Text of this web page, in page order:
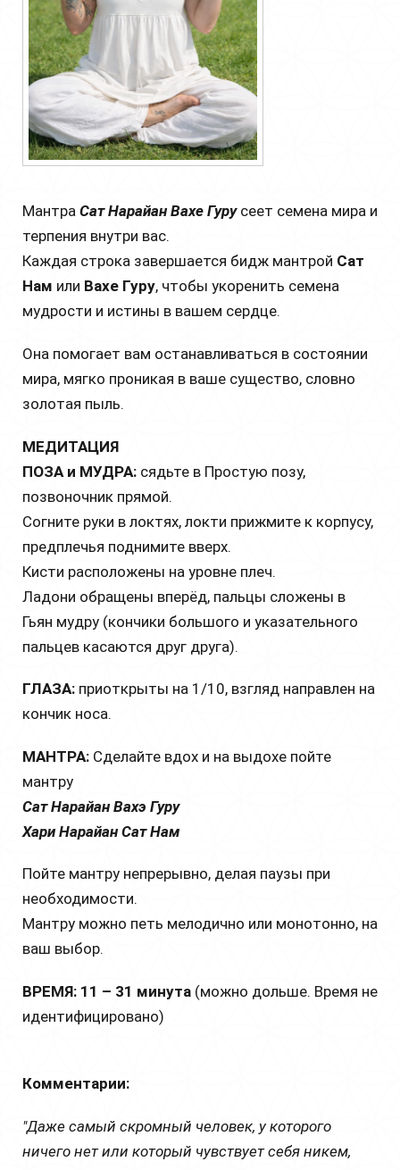
Мантра Сат Нарайан Вахе Гурусеет семена мира и
терпения внутри вас.
Каждая строка завершается бидж мантрой Сат
Нам или Вахе Гуру, чтобы укоренить семена
мудрости и истины в вашем сердце.
Она помогает вам останавливаться в состоянии
мира, мягко проникая в ваше существо, словно
золотая пыль.
МЕДИТАЦИЯ
ПОЗА и МУДРА: сядьте в Простую позу,
позвоночник прямой.
Согните руки в локтях, локти прижмите к корпусу,
предплечья поднимите вверх.
Кисти расположены на уровне плеч.
Ладони обращены вперёд, пальцы сложены в
Гьян мудру (кончики большого и указательного
пальцев касаются друг друга).
ГЛАЗА: приоткрыты на 1/10, взгляд направлен на
кончик носа.
МАНТРА: Сделайте вдох и на выдохе пойте
мантру
Сат Нарайан Вахэ Гуру
Хари Нарайан Сат Нам
Пойте мантру непрерывно, делая паузы при
необходимости.
Мантру можно петь мелодично или монотонно, на
ваш выбор.
ВРЕМЯ: 11 – 31 минута (можно дольше. Время не
идентифицировано)
Комментарии:
"Даже самый скромный человек, у которого
ничего нет или который чувствует себя никем,